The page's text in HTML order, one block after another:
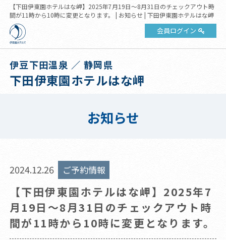
【下田伊東園ホテルはな岬】2025年7月19日～8月31日のチェックアウト時
間が11時から10時に変更となります。 | お知らせ | 下田伊東園ホテルはな岬
会員ログイン
伊豆下田温泉 ／ 静岡県
下田伊東園ホテルはな岬
お知らせ
2024.12.26 ご予約情報
【下田伊東園ホテルはな岬】2025年7
月19日～8月31日のチェックアウト時
間が11時から10時に変更となります。